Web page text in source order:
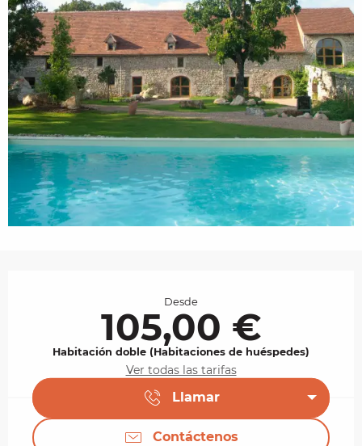
Desde
105,00 €
Habitación doble (Habitaciones de huéspedes)
Ver todas las tarifas
Llamar
Contáctenos